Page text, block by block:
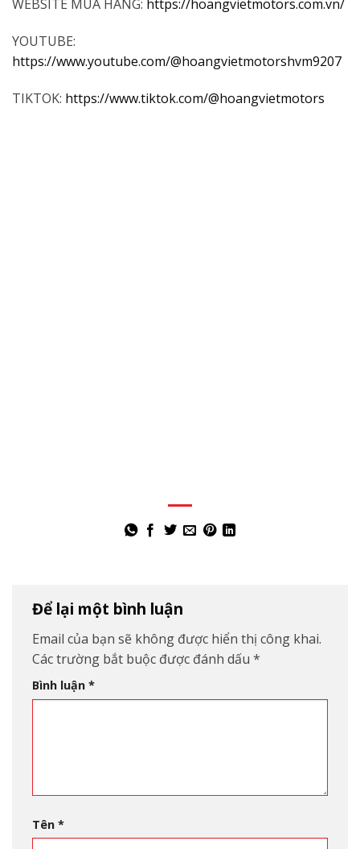
WEBSITE MUA HÀNG: https://hoangvietmotors.com.vn/
YOUTUBE:
https://www.youtube.com/@hoangvietmotorshvm9207
TIKTOK: https://www.tiktok.com/@hoangvietmotors
Để lại một bình luận
Email của bạn sẽ không được hiển thị công khai.
Các trường bắt buộc được đánh dấu *
Bình luận *
Tên *